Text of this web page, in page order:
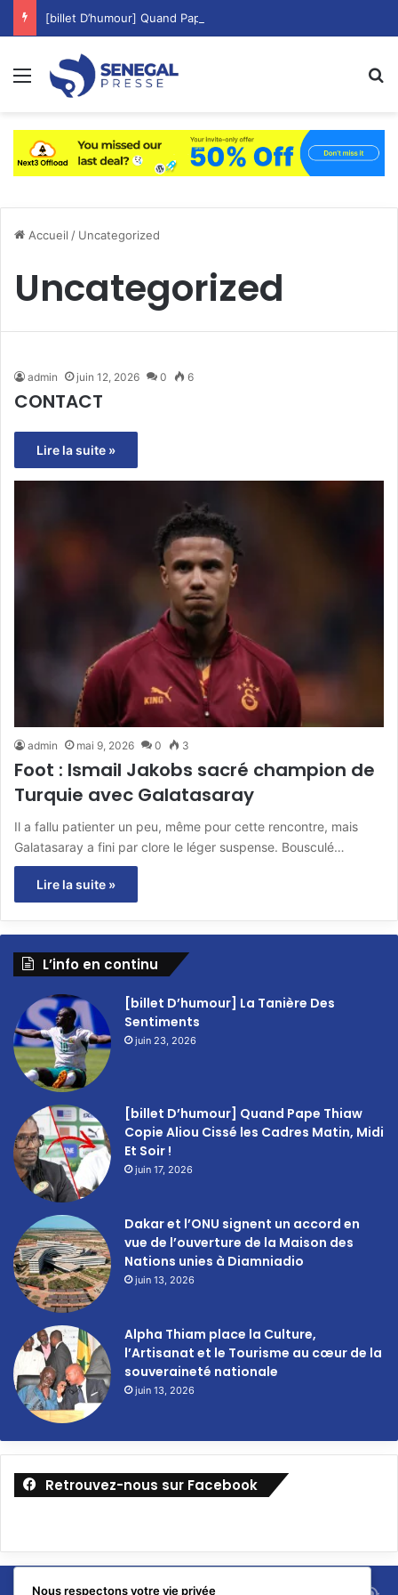
Menu
Accueil / Uncategorized
Uncategorized
admin juin 12, 2026 0 6
CONTACT
Lire la suite »
admin mai 9, 2026 0 3
Foot : Ismail Jakobs sacré champion de
Turquie avec Galatasaray
Il a fallu patienter un peu, même pour cette rencontre, mais
Galatasaray a fini par clore le léger suspense. Bousculé…
Lire la suite »
L’info en continu
[billet D’humour] La Tanière Des
Sentiments
juin 23, 2026
[billet D’humour] Quand Pape Thiaw
Copie Aliou Cissé les Cadres Matin, Midi
Et Soir !
juin 17, 2026
Dakar et l’ONU signent un accord en
vue de l’ouverture de la Maison des
Nations unies à Diamniadio
juin 13, 2026
Alpha Thiam place la Culture,
l’Artisanat et le Tourisme au cœur de la
souveraineté nationale
juin 13, 2026
Retrouvez-nous sur Facebook
Nous respectons votre vie privée